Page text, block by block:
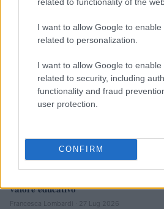
I want to allow Google to enable
related to personalization.
I want to allow Google to enable
related to security, including
functionality and fraud
user protection.
CONFIRM
NEWS
valore educativo
Francesca Lombardi · 27 Lug 2026